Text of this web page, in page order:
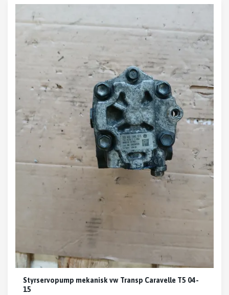
Styrservopump mekanisk vw Transp Caravelle T5 04-
15